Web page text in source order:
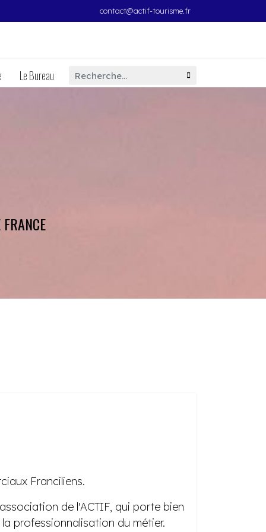
contact@actif-tourisme.fr
Le Bureau Rechercher
Franciliens.
de l'ACTIF, qui porte bien
professionnalisation du métier.